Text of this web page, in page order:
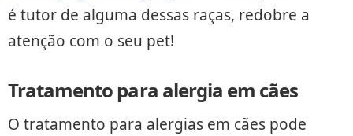
é tutor de alguma dessas raças, redobre a
atenção com o seu pet!
Tratamento para alergia em cães
O tratamento para alergias em cães pode